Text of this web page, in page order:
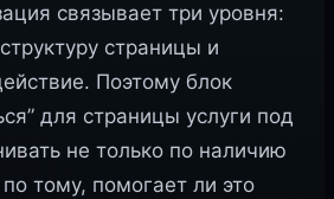
связывает три уровня:
страницы и
Поэтому блок
для страницы услуги под
не только по наличию
тому, помогает ли это